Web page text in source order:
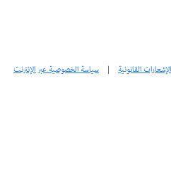
الإشعارات القانونية | سياسة الخصوصية عبر الإنترنت